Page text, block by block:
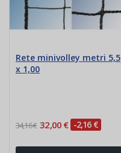
Rete minivolley metri 5,5
x 1,00
34,16 € 32,00 € -2,16 €